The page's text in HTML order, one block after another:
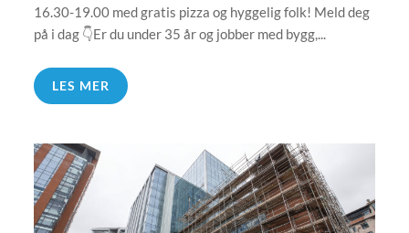
16.30-19.00 med gratis pizza og hyggelig folk! Meld deg
på i dag 👇Er du under 35 år og jobber med bygg,...
LES MER